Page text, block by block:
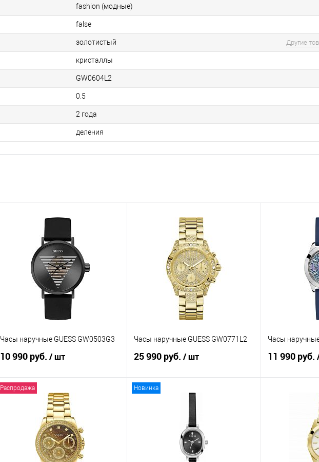
fashion (модные)
false
золотистый Другие
кристаллы
GW0604L2
0.5
2 года
деления
Часы наручные GUESS GW0503G3
10 990 руб. / шт
В корзину
Купить в 1 клик
К сравнению
В избранное
В наличии
Часы наручные GUESS GW0771L2
25 990 руб. / шт
В корзину
Купить в 1 клик
В избранное
Часы
11 990 руб.
Купить в 1
В избранное
Распродажа Новинка